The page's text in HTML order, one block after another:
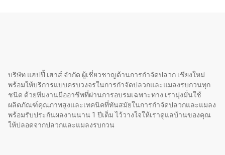
บริษัท แฮปปี้ เฮาส์ จำกัด ผู้เชี่ยวชาญด้านการกำจัดปลวก เชียงใหม่
พร้อมให้บริการแบบครบวงจรในการกำจัดปลวกและแมลงรบกวนทุก
ชนิด ด้วยทีมงานมืออาชีพที่ผ่านการอบรมเฉพาะทาง เรามุ่งมั่นใช้
ผลิตภัณฑ์คุณภาพสูงและเทคนิคที่ทันสมัยในการกำจัดปลวกและแมลง
พร้อมรับประกันผลงานนาน 1 ปีเต็ม ไว้วางใจให้เราดูแลบ้านของคุณ
ให้ปลอดจากปลวกและแมลงรบกวน